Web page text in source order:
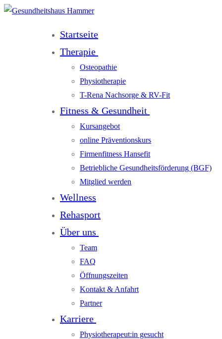
Startseite
Therapie
Osteopathie
Physiotherapie
T-Rena Nachsorge & RV-Fit
Fitness & Gesundheit
Kursangebot
online Präventionskurs
Firmenfitness Hansefit
Betriebliche Gesundheitsförderung (BGF)
Mitglied werden
Wellness
Rehasport
Über uns
Team
FAQ
Öffnungszeiten
Kontakt & Anfahrt
Partner
Karriere
Physiotherapeut:in gesucht